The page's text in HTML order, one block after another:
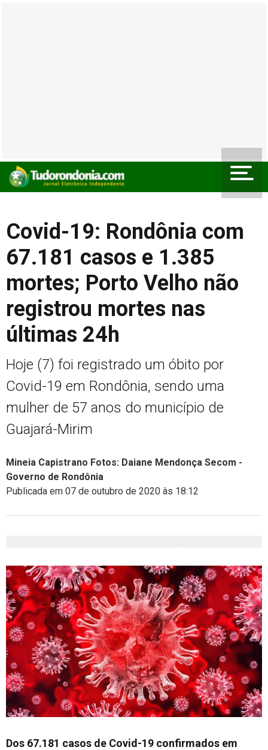
Covid-19: Rondônia com
67.181 casos e 1.385
mortes; Porto Velho não
registrou mortes nas
últimas 24h
Hoje (7) foi registrado um óbito por
Covid-19 em Rondônia, sendo uma
mulher de 57 anos do município de
Guajará-Mirim
Mineia Capistrano Fotos: Daiane Mendonça Secom -
Governo de Rondônia
Publicada em 07 de outubro de 2020 às 18:12
Dos 67.181 casos de Covid-19 confirmados em